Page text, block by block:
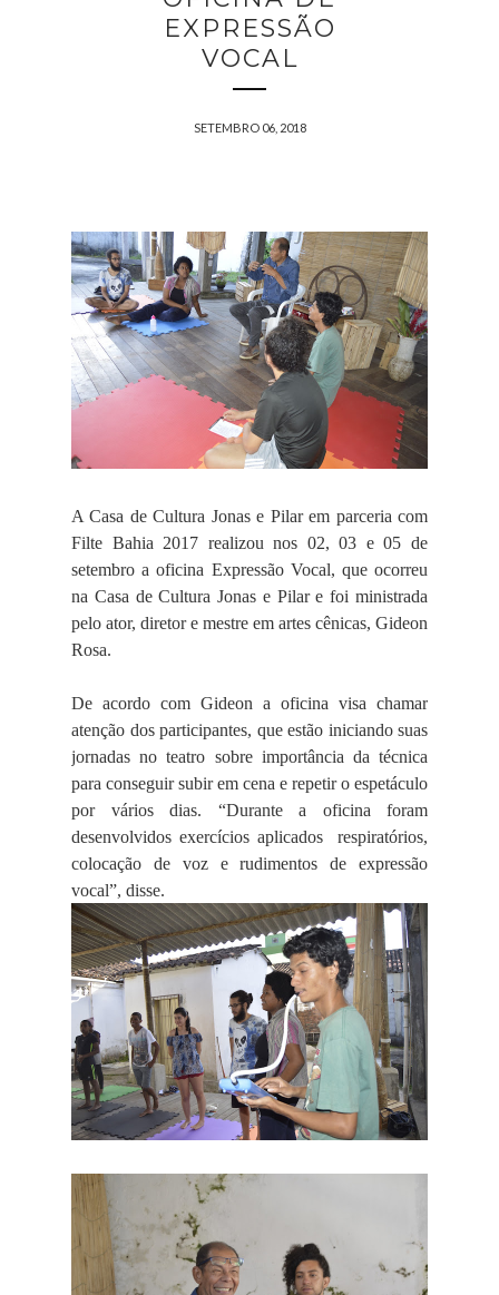
EXPRESSÃO
VOCAL
SETEMBRO 06, 2018
A Casa de Cultura Jonas e Pilar em parceria com
Filte Bahia 2017 realizou nos 02, 03 e 05 de
setembro a oficina Expressão Vocal, que ocorreu
na Casa de Cultura Jonas e Pilar e foi ministrada
pelo ator, diretor e mestre em artes cênicas, Gideon
Rosa.
De acordo com Gideon a oficina visa chamar
atenção dos participantes, que estão iniciando suas
jornadas no teatro sobre importância da técnica
para conseguir subir em cena e repetir o espetáculo
por vários dias. “Durante a oficina foram
desenvolvidos exercícios aplicados
respiratórios,
colocação de voz e rudimentos de expressão
vocal”, disse.